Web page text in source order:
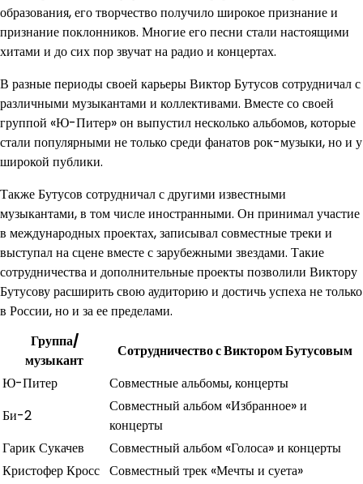
образования, его творчество получило широкое признание и
признание поклонников. Многие его песни стали настоящими
хитами и до сих пор звучат на радио и концертах.
В разные периоды своей карьеры Виктор Бутусов сотрудничал с
различными музыкантами и коллективами. Вместе со своей
группой «Ю-Питер» он выпустил несколько альбомов, которые
стали популярными не только среди фанатов рок-музыки, но и у
широкой публики.
Также Бутусов сотрудничал с другими известными
музыкантами, в том числе иностранными. Он принимал участие
в международных проектах, записывал совместные треки и
выступал на сцене вместе с зарубежными звездами. Такие
сотрудничества и дополнительные проекты позволили Виктору
Бутусову расширить свою аудиторию и достичь успеха не только
в России, но и за ее пределами.
Группа/
музыкант
Сотрудничество с Виктором Бутусовым
Ю-Питер
Совместные альбомы, концерты
Би-2
Совместный альбом «Избранное» и
концерты
Гарик Сукачев
Совместный альбом «Голоса» и концерты
Кристофер Кросс Совместный трек «Мечты и суета»